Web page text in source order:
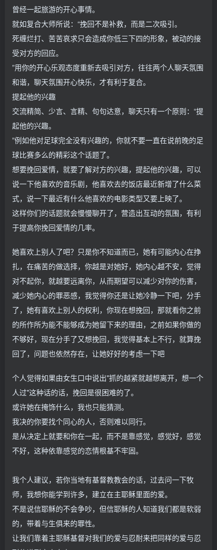
曾经一起旅游的开心事情。
就如复合大师所说：“挽回不是补救，而是二次吸引。
死缠烂打、苦苦哀求只会造成你低三下四的形象，被动的接
受对方的回应。
”用你的开心乐观态度重新去吸引对方，往往两个人聊天氛围
和谐，聊天氛围开心快乐，才有利于复合。
提起他的兴趣
交流精简、少言、言精、句句达意，聊天只有一个原则：“提
起他的兴趣。
”例如他对足球完全没有兴趣的，你就不要一直在说前晚的足
球比赛多么的精彩这个话题了。
想要挽回爱情，就要了解对方的兴趣，提起他的兴趣，可以
说一下他喜欢的音乐剧，他喜欢去的饭店最近新增了什么菜
式，说一下最近有什么他喜欢的电影类型又要上映了。
这样你们的话题就会慢慢聊开了，营造出互动的氛围，有利
于提高你挽回爱情的几率。
她喜欢上别人了吧？只是你不知道而已，她有可能内心在挣
扎，在痛苦的做选择，你越是对她好，她内心越不安，觉得
对不起你，就越要远离你，从而期望可以减少对你的伤害，
减少她内心的罪恶感，我觉得你还是让她冷静一下吧，分手
了，她有喜欢上别人的权利，你现在想挽回，那就看你之前
的所作所为能不能够成为她留下来的理由，之前如果你做的
不够好，现在分手了又想挽回，我觉得基本上不行，就算挽
回了，问题也依然存在，让她好好的考虑一下吧
个人觉得如果由女生口中说出"抓的越紧就越想离开，想一个
人过"这种话的话，挽回是很困难的了。
或许她在掩饰什么，我也只能猜测。
我决的你要找个同心的人，否则难以同行。
是从决定上就要和你在一起，而不是靠感觉，感觉好，感觉
不好，这种依靠感觉的恋情根基不牢固。
我个人建议，若你当地有基督教教会的话，过去问一下牧
师，我想你能学到许多，建立在主耶稣里面的爱。
不是说信耶稣的不会争吵，但信耶稣的人知道我们都是软弱
的，带着与生俱来的罪性。
让我们靠着主耶稣基督对我们的爱与忍耐来把同样的爱与忍